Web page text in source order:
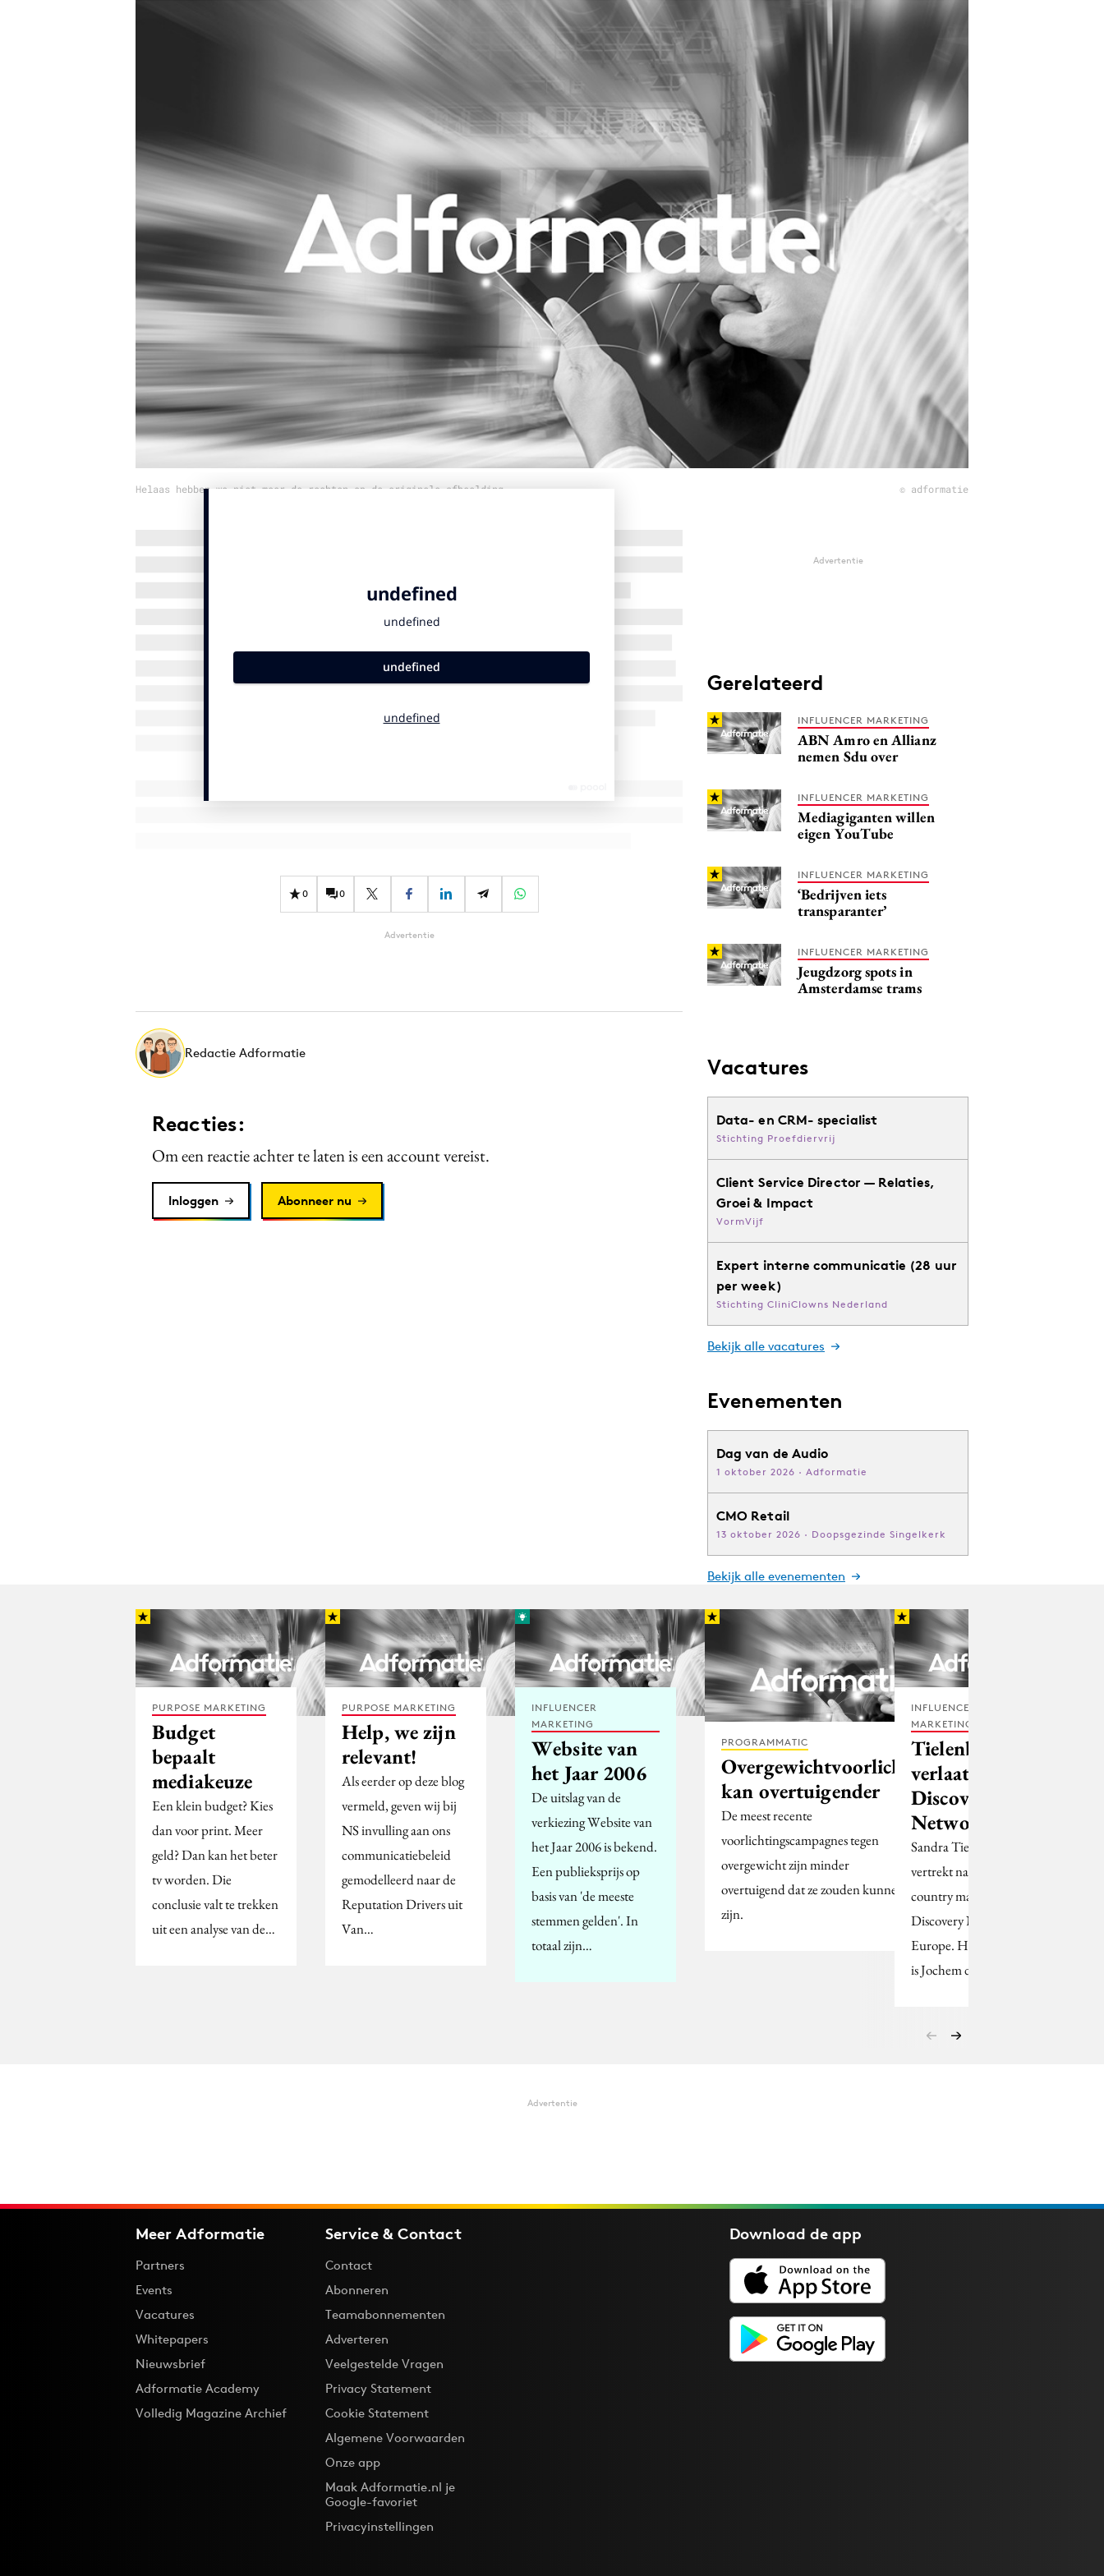
Influencer marketing
Interne communicatie
Purpose Marketing
Reputatie & crisis
Helaas hebben we niet meer de rechten op de originele afbeelding © adformatie
0 0
Advertentie
Redactie Adformatie
Reacties:
Om een reactie achter te laten is een account vereist.
Inloggen Abonneer nu
Advertentie
Gerelateerd
INFLUENCER MARKETING
ABN Amro en Allianz
nemen Sdu over
INFLUENCER MARKETING
Mediagiganten willen
eigen YouTube
INFLUENCER MARKETING
‘Bedrijven iets
transparanter’
INFLUENCER MARKETING
Jeugdzorg spots in
Amsterdamse trams
Vacatures
Data- en CRM- specialist
Stichting Proefdiervrij
Client Service Director — Relaties,
Groei & Impact
VormVijf
Expert interne communicatie (28 uur
per week)
Stichting CliniClowns Nederland
Bekijk alle vacatures
Evenementen
Dag van de Audio
1 oktober 2026 · Adformatie
CMO Retail
13 oktober 2026 · Doopsgezinde Singelkerk
Bekijk alle evenementen
PURPOSE MARKETING
Budget
bepaalt
mediakeuze
Een klein budget? Kies
dan voor print. Meer
geld? Dan kan het beter
tv worden. Die
conclusie valt te trekken
uit een analyse van de…
PURPOSE MARKETING
Help, we zijn
relevant!
Als eerder op deze blog
vermeld, geven wij bij
NS invulling aan ons
communicatiebeleid
gemodelleerd naar de
Reputation Drivers uit
Van…
INFLUENCER
MARKETING
Website van
het Jaar 2006
De uitslag van de
verkiezing Website van
het Jaar 2006 is bekend.
Een publieksprijs op
basis van 'de meeste
stemmen gelden'. In
totaal zijn…
PROGRAMMATIC
Overgewichtvoorlichting
kan overtuigender
De meest recente
voorlichtingscampagnes tegen
overgewicht zijn minder
overtuigend dat ze zouden kunnen
zijn.
INFLUENCER
MARKETING
Tielenburg
verlaat
Discovery
Networks
Sandra Tielenburg
vertrekt na zes jaar als
country manager van
Discovery Networks
Europe. Haar opvolger
is Jochem de Jong.
Advertentie
Meer Adformatie
Partners
Events
Vacatures
Whitepapers
Nieuwsbrief
Adformatie Academy
Volledig Magazine Archief
Service & Contact
Contact
Abonneren
Teamabonnementen
Adverteren
Veelgestelde Vragen
Privacy Statement
Cookie Statement
Algemene Voorwaarden
Onze app
Maak Adformatie.nl je
Google-favoriet
Privacyinstellingen
Download deapp